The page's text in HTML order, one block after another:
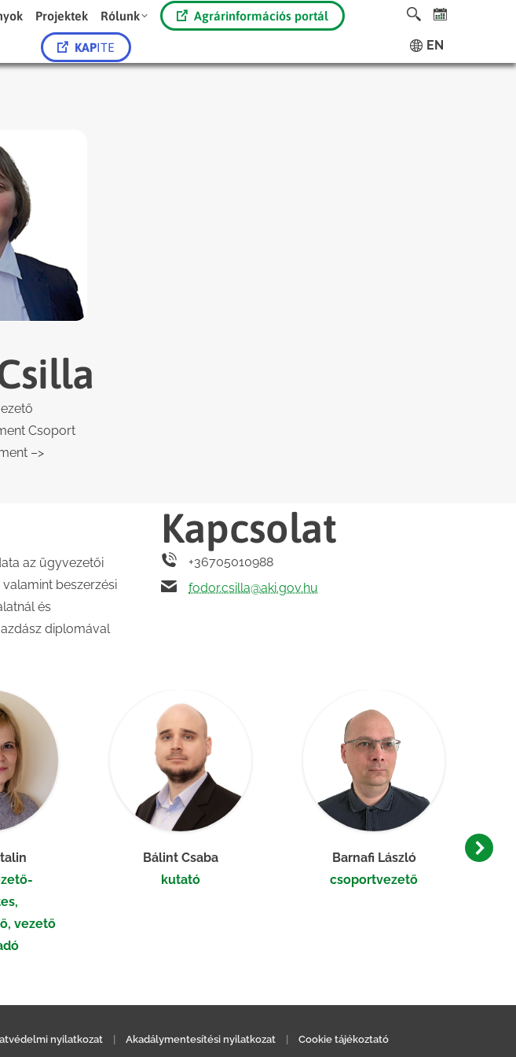
Projektek Rólunk Agrárinformációs portál
KAPITE EN
Csoport
–>
az ügyvezetői
beszerzési
és
diplomával
Kapcsolat
+36705010988
fodor.csilla@aki.gov.hu
vezető
Bálint Csaba
kutató
Barnafi László
csoportvezető
nyilatkozat Akadálymentesítési nyilatkozat Cookie tájékoztató